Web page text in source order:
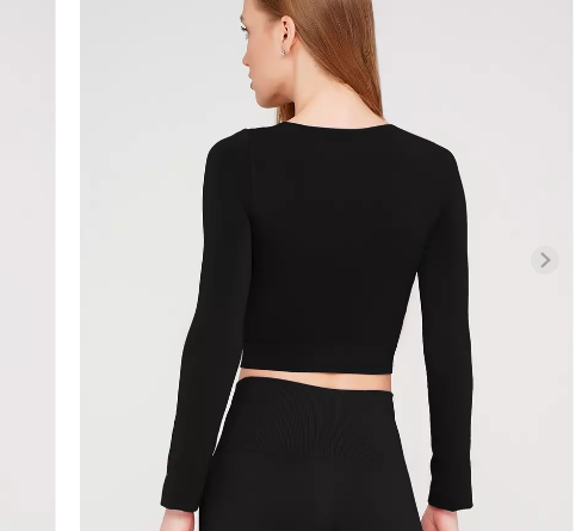
з високою
01 (чорний)
Безшовні легінси LEGGINGS
(чорний) Giulia
482 грн.689 грн.
Безшовні
легкою
Giulia
258 грн.